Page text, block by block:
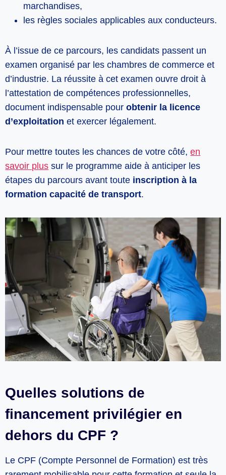
marchandises,
les règles sociales applicables aux conducteurs.
À l’issue de ce parcours, les candidats passent un
examen organisé par les chambres de commerce et
d’industrie. La réussite à cet examen ouvre droit à
l’attestation de compétences professionnelles,
document indispensable pour obtenir la licence
d’exploitation et exercer légalement.
Pour mettre toutes les chances de votre côté,en
savoir plus sur le programme aide à anticiper les
étapes du parcours avant toute inscription à la
formation capacité de transport.
Quelles solutions de
financement privilégier en
dehors du CPF ?
Le CPF (Compte Personnel de Formation) est très